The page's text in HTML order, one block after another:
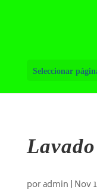
Seleccionar
poradmin | Nov